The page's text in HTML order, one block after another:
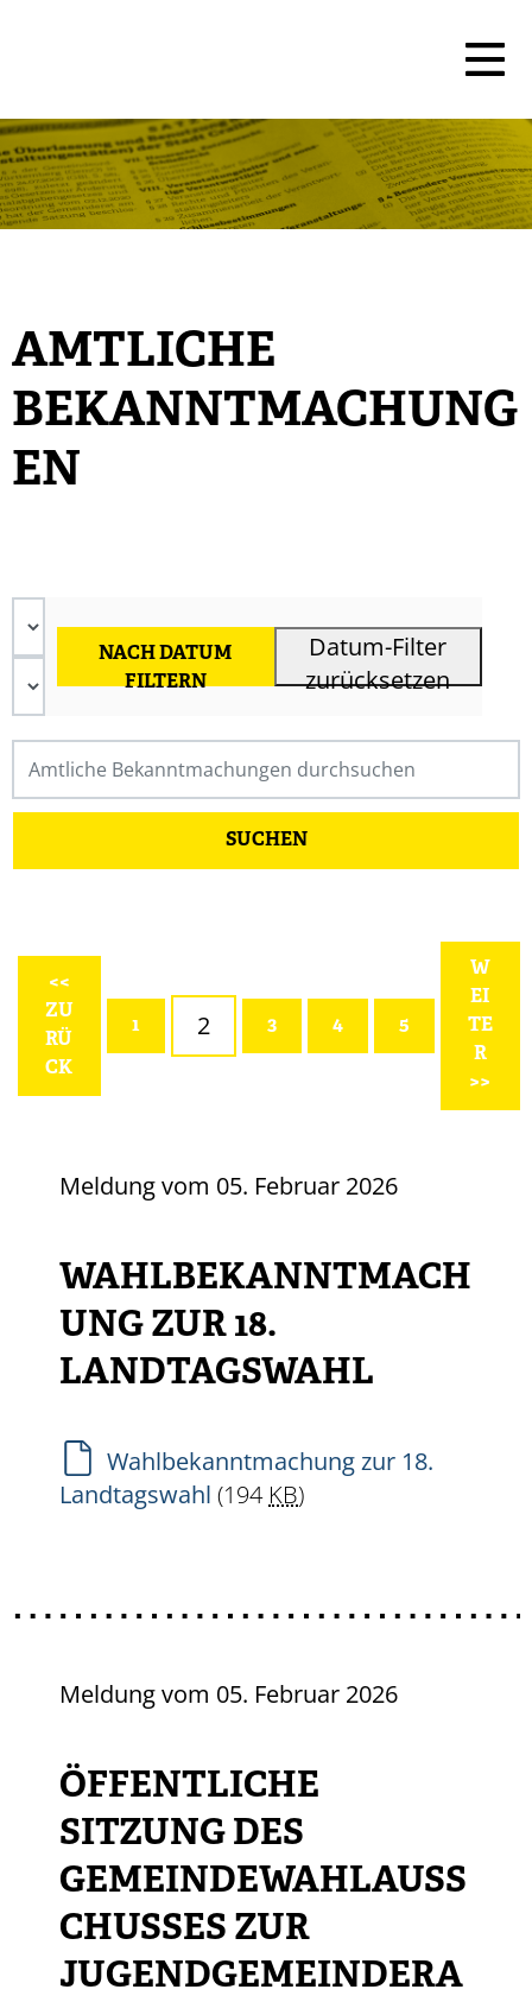
AMTLICHE
BEKANNTMACHUNG
EN
NACH DATUM
FILTERN
Datum-Filter
zurücksetzen
<<
ZU
RÜ
CK
1 2 3 4 5
W
EI
TE
R
>>
Meldung vom 05. Februar 2026
WAHLBEKANNTMACH
UNG ZUR 18.
LANDTAGSWAHL
Wahlbekanntmachung zur 18.
Landtagswahl (194 KB)
Meldung vom 05. Februar 2026
ÖFFENTLICHE
SITZUNG DES
GEMEINDEWAHLAUSS
CHUSSES ZUR
JUGENDGEMEINDERA